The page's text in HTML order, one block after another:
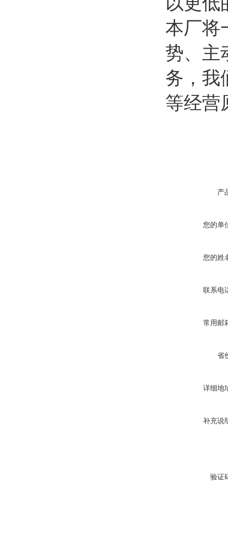
本厂将
势、主
务，我
等经营
产
您的单
您的姓
联系电
常用邮
省
详细地
补充说
验证